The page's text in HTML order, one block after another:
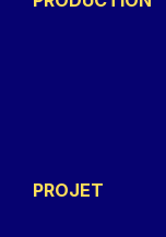
PROJET